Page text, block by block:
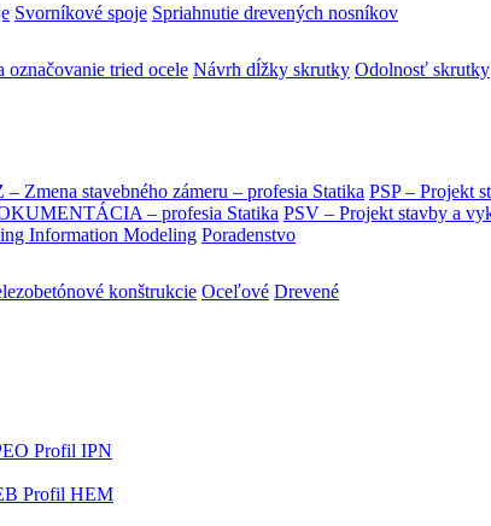
Svorníkové spoje Spriahnutie drevených nosníkov
označovanie tried ocele Návrh dĺžky skrutky Odolnosť skrutky
– Zmena stavebného zámeru – profesia Statika PSP – Projekt
– profesia Statika PSV – Projekt stavby a
Information Modeling Poradenstvo
konštrukcie Oceľové Drevené
Profil IPN
Profil HEM